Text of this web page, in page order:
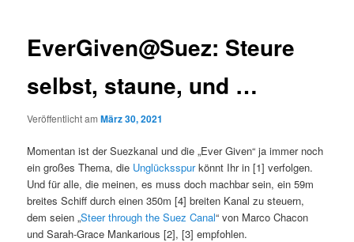
EverGiven@Suez: Steure
selbst, staune, und …
Veröffentlicht amMärz 30, 2021
Momentan ist der Suezkanal und die „Ever Given“ ja immer noch
ein großes Thema, die Unglücksspurkönnt Ihr in [1] verfolgen.
Und für alle, die meinen, es muss doch machbar sein, ein 59m
breites Schiff durch einen 350m [4] breiten Kanal zu steuern,
dem seien „Steer through the Suez Canal“ von Marco Chacon
und Sarah-Grace Mankarious [2], [3] empfohlen.